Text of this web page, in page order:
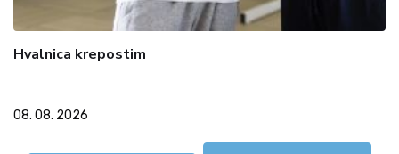
Hvalnica krepostim
08. 08. 2026